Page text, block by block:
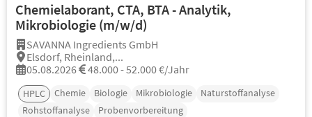
Chemielaborant, CTA, BTA - Analytik,
Mikrobiologie (m/w/d)
SAVANNA Ingredients GmbH
Elsdorf, Rheinland,...
05.08.2026
48.000 - 52.000 €/Jahr
HPLC Chemie Biologie Mikrobiologie
Naturstoffanalyse
Rohstoffanalyse
Probenvorbereitung